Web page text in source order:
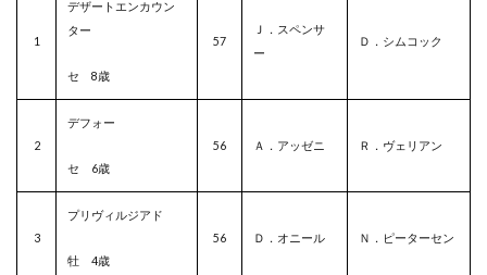
1
デザートエンカウン
ター
セ 8歳
57
Ｊ．スペンサ
ー
Ｄ．シムコック
2
デフォー
セ 6歳
56 Ａ．アッゼニ Ｒ．ヴェリアン
3
プリヴィルジアド
牡 4歳
56 Ｄ．オニール Ｎ．ピーターセン